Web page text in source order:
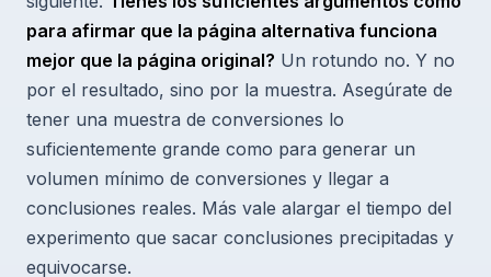
para afirmar que la página alternativa funciona
mejor que la página original? Un rotundo no. Y no
por el resultado, sino por la muestra. Asegúrate de
tener una muestra de conversiones lo
suficientemente grande como para generar un
volumen mínimo de conversiones y llegar a
conclusiones reales. Más vale alargar el tiempo del
experimento que sacar conclusiones precipitadas y
equivocarse.